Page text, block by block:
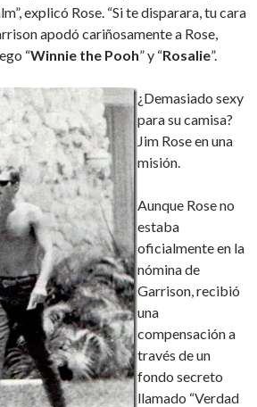
explicó Rose. “Si te disparara, tu cara
apodó cariñosamente a Rose,
“Winnie the Pooh” y “Rosalie”.
¿Demasiado sexy
para su camisa?
Jim Rose en una
misión.
Aunque Rose no
estaba
oficialmente en la
nómina de
Garrison, recibió
una
compensación a
través de un
fondo secreto
llamado “Verdad